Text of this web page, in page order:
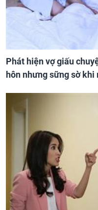
Phát hiện vợ giấu
hôn nhưng sững sờ khi